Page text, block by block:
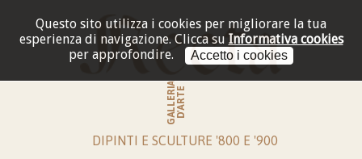
Questo sito utilizza i cookies per migliorare la tua
esperienza di navigazione. Clicca su Informativa cookies
per approfondire.
Accetto i cookies
GALLERIAD'ARTE
DIPINTI E SCULTURE '800 E '900